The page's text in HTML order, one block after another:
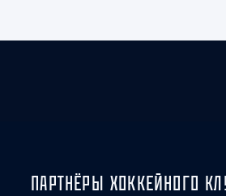
ПАРТНЁРЫ ХОККЕЙНОГО